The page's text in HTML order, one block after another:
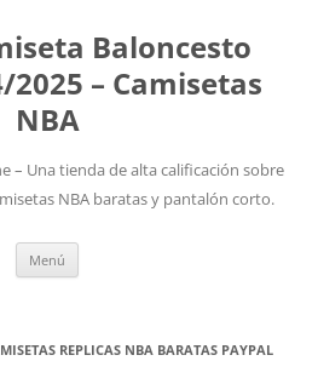
Baloncesto
– Camisetas
NBA
– Una tienda de alta calificación sobre
NBA baratas y pantalón corto.
Menú
REPLICAS NBA BARATAS PAYPAL